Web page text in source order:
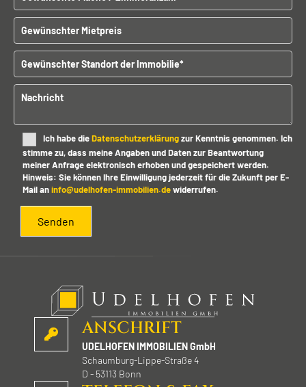
l
s
d
s
Gewünschter Mietpreis
Gewünschter Standort der Immobilien
Nachricht
Ich habe dieDatenschutzerklärungzur Kenntnis genommen. Ich
stimme zu, dass meine Angaben und Daten zur Beantwortung
meiner Anfrage elektronisch erhoben und gespeichert werden.
Hinweis: Sie können Ihre Einwilligung jederzeit für die Zukunft per E-
Mail aninfo@udelhofen-immobilien.dewiderrufen.
ANSCHRIFT
UDELHOFEN IMMOBILIEN GmbH
Schaumburg-Lippe-Straße 4
D - 53113 Bonn